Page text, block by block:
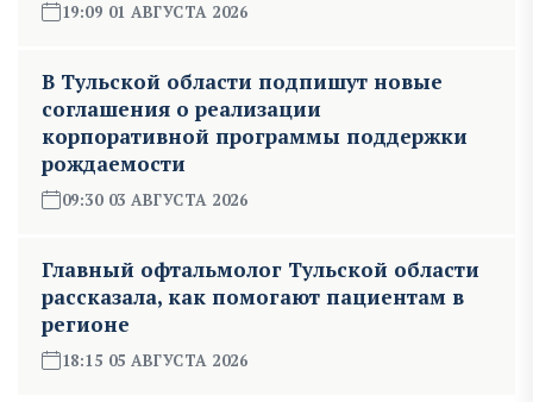
19:09 01 АВГУСТА 2026
В Тульской области подпишут новые
соглашения о реализации
корпоративной программы поддержки
рождаемости
09:30 03 АВГУСТА 2026
Главный офтальмолог Тульской области
рассказала, как помогают пациентам в
регионе
18:15 05 АВГУСТА 2026